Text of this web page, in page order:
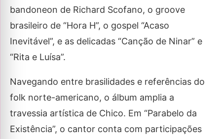
bandoneon de Richard Scofano, o groove
brasileiro de “Hora H”, o gospel “Acaso
Inevitável”, e as delicadas “Canção de Ninar” e
“Rita e Luísa”.
Navegando entre brasilidades e referências do
folk norte-americano, o álbum amplia a
travessia artística de Chico. Em “Parabelo da
Existência”, o cantor conta com participações